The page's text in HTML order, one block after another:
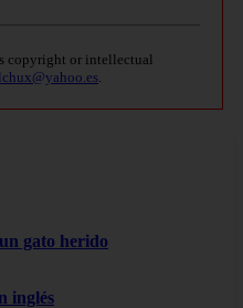
copyright or intellectual
.
gato herido
inglés